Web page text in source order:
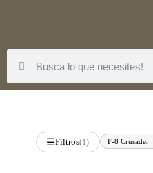
☰Filtros(1) F-8 Crusader